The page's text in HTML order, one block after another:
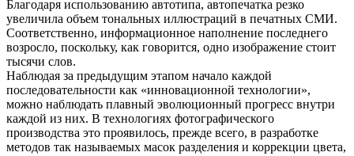
Благодаря использованию автотипа, автопечатка резко
увеличила объем тональных иллюстраций в печатных СМИ.
Соответственно, информационное наполнение последнего
возросло, поскольку, как говорится, одно изображение стоит
тысячи слов.
Наблюдая за предыдущим этапом начало каждой
последовательности как «инновационной технологии»,
можно наблюдать плавный эволюционный прогресс внутри
каждой из них. В технологиях фотографического
производства это проявилось, прежде всего, в разработке
методов так называемых масок разделения и коррекции цвета,